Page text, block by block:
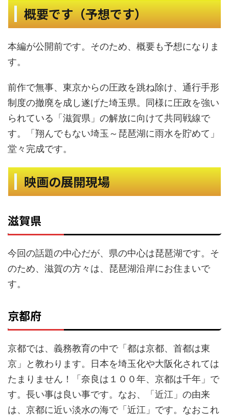
概要です（予想です）
本編が公開前です。そのため、概要も予想になりま
す。
前作で無事、東京からの圧政を跳ね除け、通行手形
制度の撤廃を成し遂げた埼玉県。同様に圧政を強い
られている「滋賀県」の解放に向けて共同戦線で
す。「翔んでもない埼玉～琵琶湖に雨水を貯めて」
堂々完成です。
映画の展開現場
滋賀県
今回の話題の中心だが、県の中心は琵琶湖です。そ
のため、滋賀の方々は、琵琶湖沿岸にお住まいで
す。
京都府
京都では、義務教育の中で「都は京都、首都は東
京」と教わります。日本を埼玉化や大阪化されては
たまりません！「奈良は１００年、京都は千年」で
す。長い事は良い事です。 なお、「近江」の由来
は、京都に近い淡水の海で「近江」です。なおこれ